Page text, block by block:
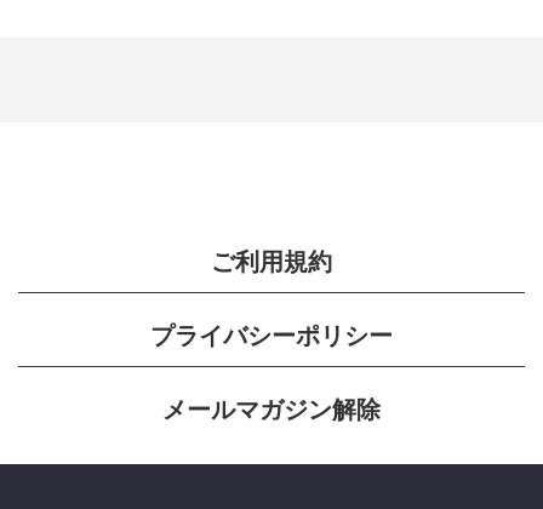
ご利用規約
プライバシーポリシー
メールマガジン解除